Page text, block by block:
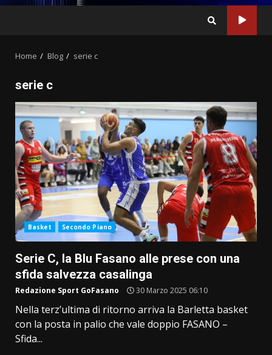
Home Blog serie c
serie c
Basket Secondo Piano
Serie C, la Blu Fasano alle prese con una
sfida salvezza casalinga
Redazione Sport GoFasano 30 Marzo 2025 06:10
Nella terz’ultima di ritorno arriva la Barletta basket
con la posta in palio che vale doppio FASANO –
Sfida...